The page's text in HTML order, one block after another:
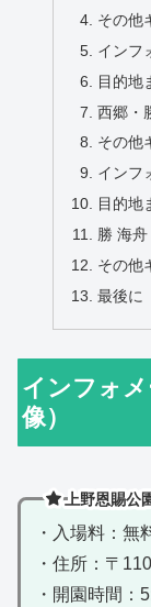
その他
インフ
目的地
西郷・
その他
インフ
目的地
勝 海
その他
最後に
インフォ
像）
上野恩賜公
・入場料：無
・住所：〒
・開園時間：